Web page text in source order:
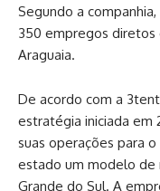
Segundo a
350 empregos diretos
Araguaia.
De acordo com a
estratégia iniciada em
suas operações para
estado um modelo de
Grande do Sul. A